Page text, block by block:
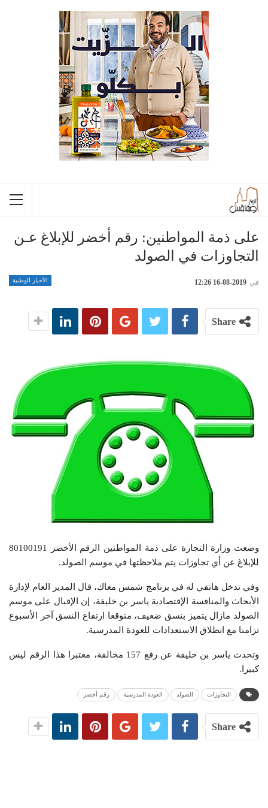
على ذمة المواطنين: رقم أخضر للإبلاغ عـن
التجاوزات في الصولد
الأخبار الوطنية في 2019-08-16 12:26
Share
وضعت وزارة التجارة على ذمة المواطنين الرقم الأخضر 80100191
للإبلاغ عن أي تجاوزات يتم ملاحظتها في موسم الصولد.
وفي تدخل هاتفي له في برنامج شمس معاك، قال المدير العام لإدارة
الأبحاث والمنافسة الإقتصادية ياسر بن خليفة، إن الإقبال على موسم
الصولد مازال يتميز بنسق ضعيف، متوقعا ارتفاع النسق آخر الأسبوع
تزامنا مع انطلاق الاستعدادات للعودة المدرسية.
وتحدث ياسر بن خليفة عن رفع 157 مخالفة، معتبرا هذا الرقم ليس
كبيرا.
التجاوزات الصولد العودة المدرسية رقم أخضر
Share